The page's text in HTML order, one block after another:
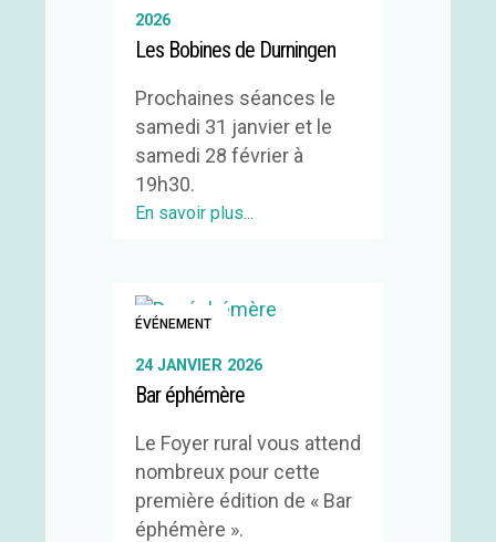
Les Bobines de Durningen
2026
Prochaines séances le
samedi 31 janvier et le
samedi 28 février à
19h30.
En savoir plus...
Bar éphémère
ÉVÉNEMENT
24 JANVIER 2026
Le Foyer rural vous attend
nombreux pour cette
première édition de « Bar
éphémère ».